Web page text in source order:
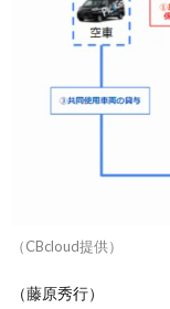
（CBcloud提供）
（藤原秀行）